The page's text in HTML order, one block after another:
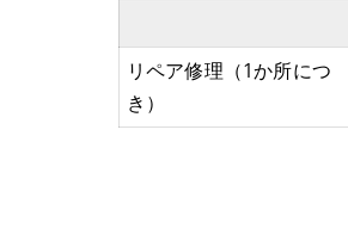
リペア修理（1か所につ
き）